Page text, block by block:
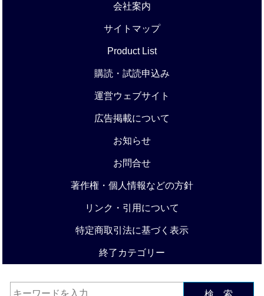
会社案内
サイトマップ
Product List
購読・試読申込み
運営ウェブサイト
広告掲載について
お知らせ
お問合せ
著作権・個人情報などの方針
リンク・引用について
特定商取引法に基づく表示
終了カテゴリー